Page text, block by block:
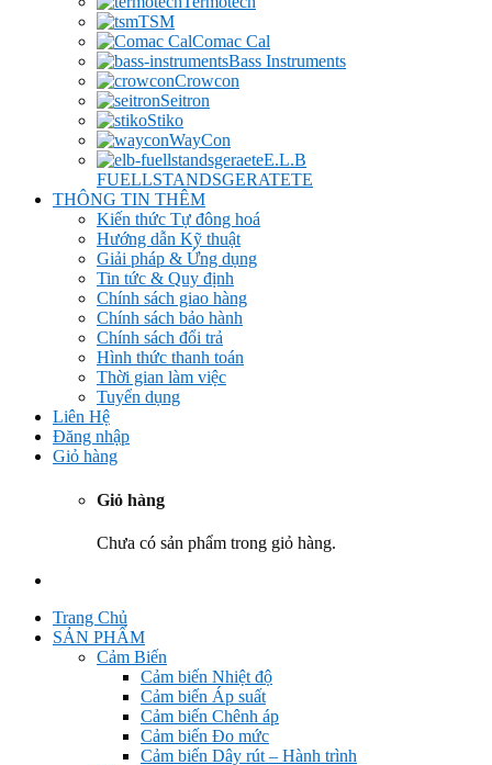
TSM
Comac Cal
Bass Instruments
Crowcon
Seitron
Stiko
WayCon
E.L.B
FUELLSTANDSGERATETE
THÔNG TIN THÊM
Kiến thức Tự đông hoá
Hướng dẫn Kỹ thuật
Giải pháp & Ứng dụng
Tin tức & Quy định
Chính sách giao hàng
Chính sách bảo hành
Chính sách đổi trả
Hình thức thanh toán
Thời gian làm việc
Tuyển dụng
Liên Hệ
Đăng nhập
Giỏ hàng
Giỏ hàng
Chưa có sản phẩm trong giỏ hàng.
Trang Chủ
SẢN PHẨM
Cảm Biến
Cảm biến Nhiệt độ
Cảm biến Áp suất
Cảm biến Chênh áp
Cảm biến Đo mức
Cảm biến Dây rút – Hành trình